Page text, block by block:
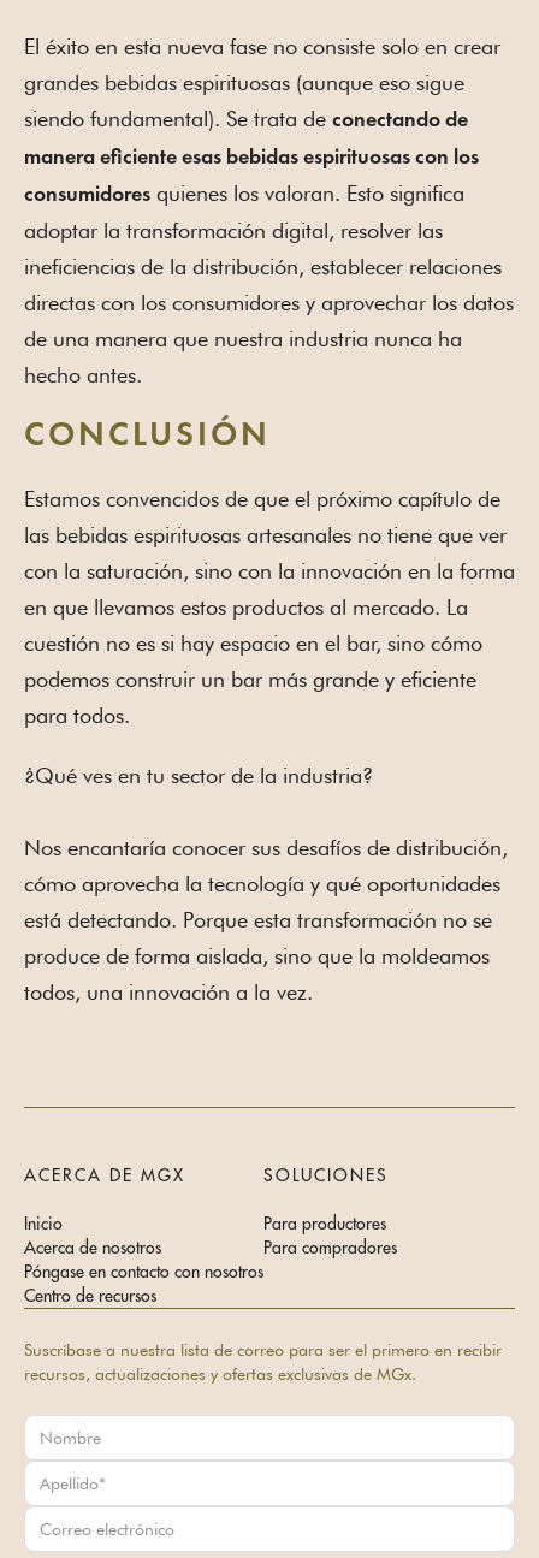
El éxito en esta nueva fase no consiste solo en crear
grandes bebidas espirituosas (aunque eso sigue
siendo fundamental). Se trata de conectando de
manera eficiente esas bebidas espirituosas con los
consumidores quienes los valoran. Esto significa
adoptar la transformación digital, resolver las
ineficiencias de la distribución, establecer relaciones
directas con los consumidores y aprovechar los datos
de una manera que nuestra industria nunca ha
hecho antes.
CONCLUSIÓN
Estamos convencidos de que el próximo capítulo de
las bebidas espirituosas artesanales no tiene que ver
con la saturación, sino con la innovación en la forma
en que llevamos estos productos al mercado. La
cuestión no es si hay espacio en el bar, sino cómo
podemos construir un bar más grande y eficiente
para todos.
¿Qué ves en tu sector de la industria?
Nos encantaría conocer sus desafíos de distribución,
cómo aprovecha la tecnología y qué oportunidades
está detectando. Porque esta transformación no se
produce de forma aislada, sino que la moldeamos
todos, una innovación a la vez.
ACERCA DE MGX
Inicio
Acerca de nosotros
Póngase en contacto con nosotros
Centro de recursos
SOLUCIONES
Para productores
Para compradores
Suscríbase a nuestra lista de correo para ser el primero en recibir
recursos, actualizaciones y ofertas exclusivas de MGx.